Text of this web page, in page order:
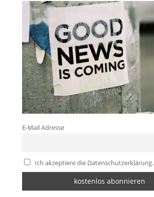
E-Mail Adresse
Ich akzeptiere die Datenschutzerklärung.